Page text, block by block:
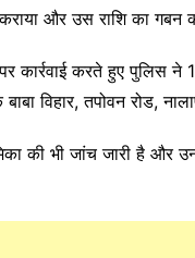
और उस राशि का गबन
कार्रवाई करते हुए पुलिस
विहार, तपोवन रोड,
की भी जांच जारी है और